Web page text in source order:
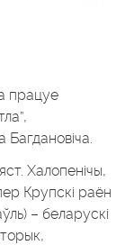
працуе
Халопенічы,
Крупскі раён
– беларускі